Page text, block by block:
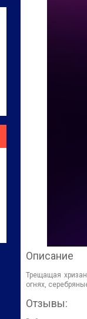
Описание
Трещащая
огнях,
Отзывы: